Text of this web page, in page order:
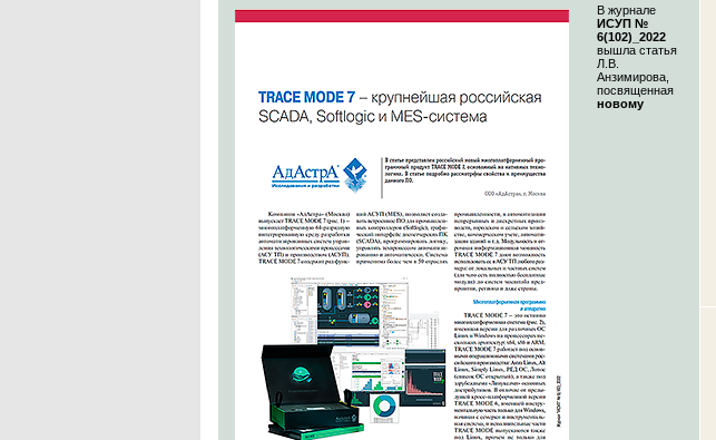
В журнале
ИСУП №
6(102)_2022
вышла статья
Л.В.
Анзимирова,
посвященная
новому